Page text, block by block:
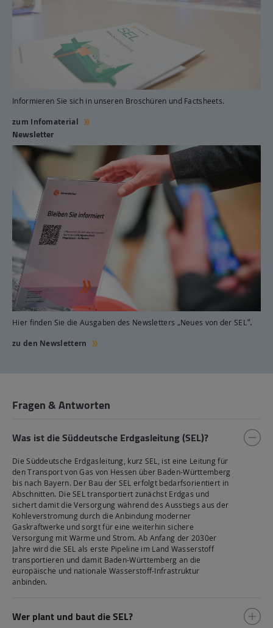
Informieren Sie sich in unseren Broschüren und Factsheets.
zum Infomaterial
Newsletter
Hier finden Sie die Ausgaben des Newsletters „Neues von der SEL“.
zu den Newslettern
Fragen & Antworten
Was ist die Süddeutsche Erdgasleitung (SEL)?
Die Süddeutsche Erdgasleitung, kurz SEL, ist eine Leitung für
den Transport von Gas von Hessen über Baden-Württemberg
bis nach Bayern. Der Bau der SEL erfolgt bedarfsorientiert in
Abschnitten. Die SEL transportiert zunächst Erdgas und
sichert damit die Versorgung während des Ausstiegs aus der
Kohleverstromung durch die Anbindung moderner
Gaskraftwerke und sorgt für eine weiterhin sichere
Versorgung mit Wärme und Strom. Ab Anfang der 2030er
Jahre wird die SEL als erste Pipeline im Land Wasserstoff
transportieren und damit Baden-Württemberg an die
europäische und nationale Wasserstoff-Infrastruktur
anbinden.
Wer plant und baut die SEL?